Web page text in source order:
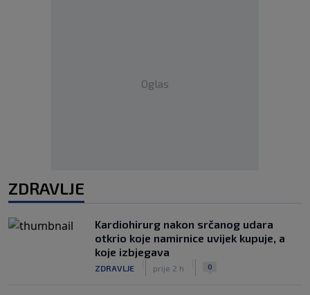
Oglas
ZDRAVLJE
Kardiohirurg nakon srčanog udara
otkrio koje namirnice uvijek kupuje, a
koje izbjegava
ZDRAVLJE prije 2 h 0